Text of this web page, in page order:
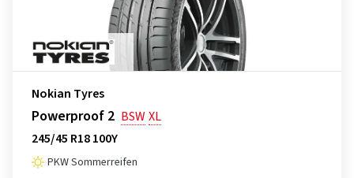
Nokian Tyres
Powerproof 2 BSWXL
245/45 R18 100Y
PKW Sommerreifen